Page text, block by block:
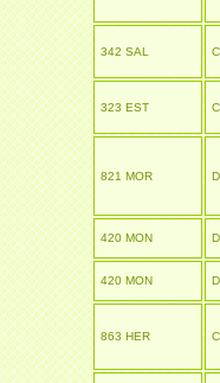
342 SAL
323 EST
821 MOR
420 MON
420 MON
863 HER